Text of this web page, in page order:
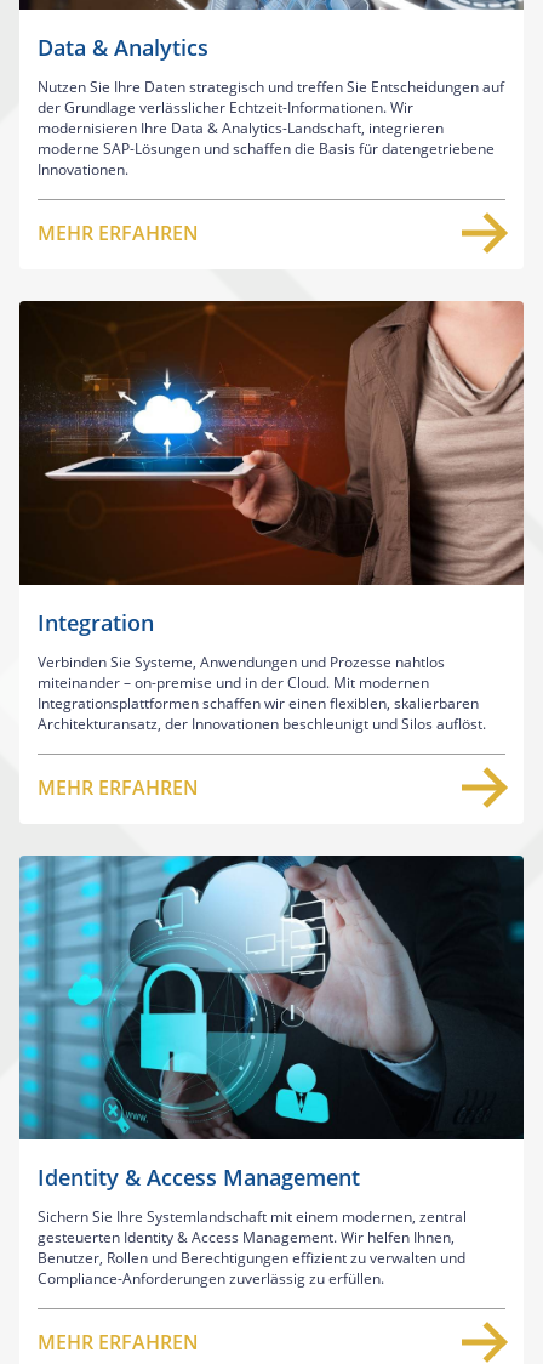
Data & Analytics
Nutzen Sie Ihre Daten strategisch und treffen Sie Entscheidungen auf
der Grundlage verlässlicher Echtzeit-Informationen. Wir
modernisieren Ihre Data & Analytics-Landschaft, integrieren
moderne SAP-Lösungen und schaffen die Basis für datengetriebene
Innovationen.
MEHR ERFAHREN
Integration
Verbinden Sie Systeme, Anwendungen und Prozesse nahtlos
miteinander – on-premise und in der Cloud. Mit modernen
Integrationsplattformen schaffen wir einen flexiblen, skalierbaren
Architekturansatz, der Innovationen beschleunigt und Silos auflöst.
MEHR ERFAHREN
Identity & Access Management
Sichern Sie Ihre Systemlandschaft mit einem modernen, zentral
gesteuerten Identity & Access Management. Wir helfen Ihnen,
Benutzer, Rollen und Berechtigungen effizient zu verwalten und
Compliance-Anforderungen zuverlässig zu erfüllen.
MEHR ERFAHREN